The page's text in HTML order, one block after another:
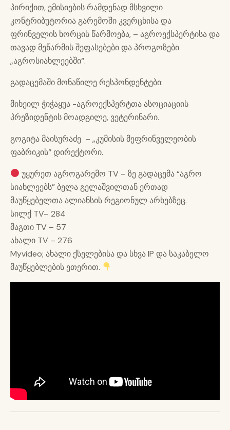
პირიქით, ემისიების რამდენად მსხვილი
კონტრიბუტორია გარემოში კვერცხისა და
ფრინველის ხორცის წარმოება, – აგროექსპერტისა და
თავად მეწარმის შეფასებები და პროგოზები
„აგროსიახლეებში“.
გადაცემაში მონაწილე რესპონდენტები:
მიხეილ ჭიჭაყუა -აგროექსპერტთა ასოციაციის
პრეზიდენტის მოადგილე, ვეტერინარი.
გოგიტა მაისურაძე – „კუმისის მეფრინველეობის
ფაბრიკის“ დირექტორი.
უყურეთ აგროგარემო TV – ზე გადაცემა “აგრო
სიახლეებს” ბელა გელაშვილთან ერთად
მაუწყებელთა ალიანსის რეგიონულ არხებზეც.
სილქ TV– 284
მაგთი TV – 57
ახალი TV – 276
Myvideo; ახალი ქსელებისა და სხვა IP და საკაბელო
მაუწყებლების ეთერით.